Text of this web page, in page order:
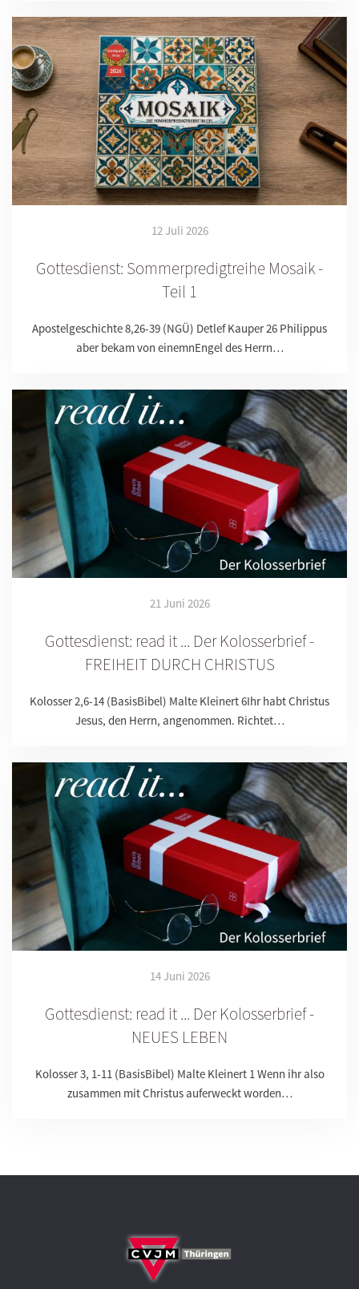
12 Juli 2026
Gottesdienst: Sommerpredigtreihe Mosaik -
Teil 1
Apostelgeschichte 8,26-39 (NGÜ) Detlef Kauper 26 Philippus
aber bekam von einemnEngel des Herrn…
21 Juni 2026
Gottesdienst: read it ... Der Kolosserbrief -
FREIHEIT DURCH CHRISTUS
Kolosser 2,6-14 (BasisBibel) Malte Kleinert 6Ihr habt Christus
Jesus, den Herrn, angenommen. Richtet…
14 Juni 2026
Gottesdienst: read it ... Der Kolosserbrief -
NEUES LEBEN
Kolosser 3, 1-11 (BasisBibel) Malte Kleinert 1 Wenn ihr also
zusammen mit Christus auferweckt worden…